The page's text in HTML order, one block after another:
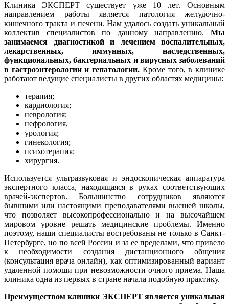
Клиника ЭКСПЕРТ существует уже 10 лет. Основным
направлением работы является патология желудочно-
кишечного тракта и печени. Нам удалось создать уникальный
коллектив специалистов по данному направлению. Мы
занимаемся диагностикой и лечением воспалительных,
лекарственных, иммунных, наследственных,
функциональных, бактериальных и вирусных заболеваний
в гастроэнтерологии и гепатологии. Кроме того, в клинике
работают ведущие специалисты в других областях медицины:
терапия;
кардиология;
неврология;
нефрология,
урология;
гинекология;
психотерапия;
хирургия.
Используется ультразвуковая и эндоскопическая аппаратура
экспертного класса, находящаяся в руках соответствующих
врачей-экспертов. Большинство сотрудников являются
бывшими или настоящими преподавателями высшей школы,
что позволяет высокопрофессионально и на высочайшем
мировом уровне решать медицинские проблемы. Именно
поэтому, наши специалисты востребованы не только в Санкт-
Петербурге, но по всей России и за ее пределами, что привело
к необходимости создания дистанционного общения
(консультация врача онлайн), как оптимизированный вариант
удаленной помощи при невозможности очного приема. Наша
клиника одна из первых в стране начала подобную практику.
Преимуществом клиники ЭКСПЕРТ является уникальная